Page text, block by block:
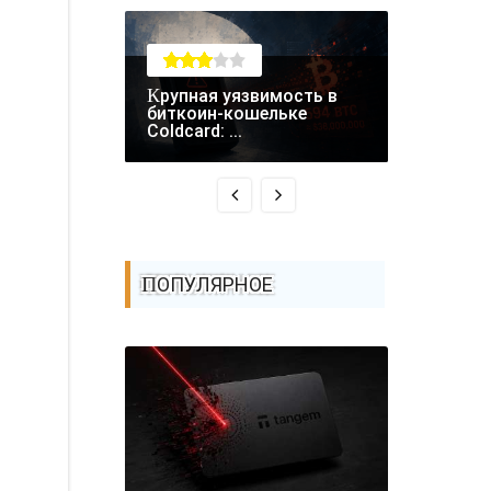
Крупная уязвимость в
биткоин-кошельке
Coldcard: ...
ПОПУЛЯРНОЕ